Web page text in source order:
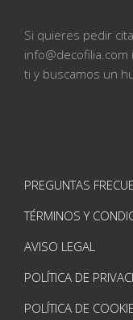
Si quieres pedir
info@
ti y buscamos un
PREGUNTAS
TÉRMINOS Y
AVISO LEGAL
POLÍTICA DE
POLÍTICA DE